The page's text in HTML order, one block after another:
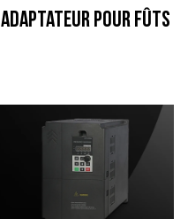
Adaptateur pour fûts